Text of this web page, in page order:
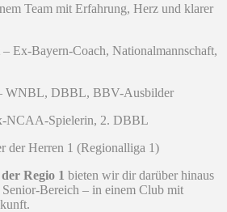
Team mit Erfahrung, Herz und klarer
– Ex-Bayern-Coach, Nationalmannschaft,
WNBL, DBBL, BBV-Ausbilder
NCAA-Spielerin, 2. DBBL
der Herren 1 (Regionalliga 1)
Regio 1 bieten wir dir darüber hinaus
Bereich – in einem Club mit